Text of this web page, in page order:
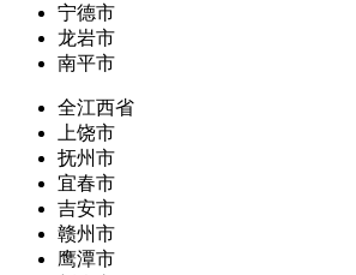
宁德市
龙岩市
南平市
全江西省
上饶市
抚州市
宜春市
吉安市
赣州市
鹰潭市